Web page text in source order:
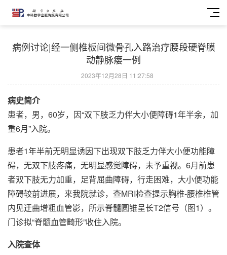
病例讨论|经一侧椎板间微骨孔入路治疗腰段硬脊膜
动静脉瘘一例
2023年12月28日 11:27:58
病史简介
患者，男，60岁，因“双下肢乏力伴大小便障碍1年半余，加
重6月”入院。
患者1年半前无明显诱因下出现双下肢乏力伴大小便功能障
碍，无双下肢疼痛，无明显感觉障碍，未予重视。6月前患
者双下肢无力加重，足背屈曲障碍，行走困难，大小便功能
障碍较前进展，来我院就诊，查MRI检查提示胸椎-腰椎椎管
内见迂曲增粗血管影，所示脊髓圆锥呈长T2信号（图1）。
门诊拟“脊髓血管畸形”收住入院。
入院查体